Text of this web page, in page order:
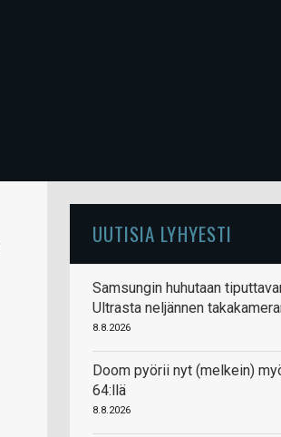
UUTISIA LYHYESTI
Samsungin huhutaan
Ultrasta neljännen
8.8.2026
Doom pyörii nyt (melkein)
64:llä
8.8.2026